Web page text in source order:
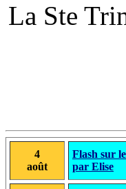
La Ste
4
août
Flash sur
par Elise